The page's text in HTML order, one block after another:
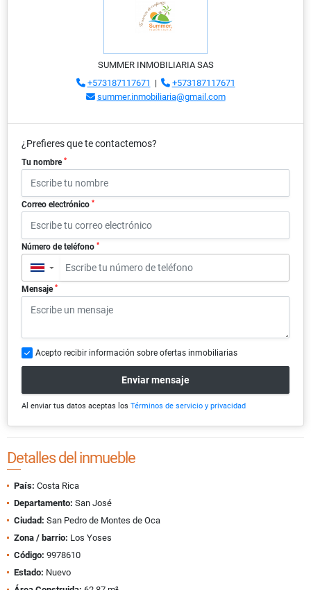
SUMMER INMOBILIARIA SAS
+573187117671 |
+573187117671
summer.inmobiliaria@gmail.com
¿Prefieres que te contactemos?
Tu nombre *
Correo electrónico *
Número de teléfono *
▼
Mensaje *
Acepto recibir información sobre ofertas inmobiliarias
Enviar mensaje
Al enviar tus datos aceptas los Términos de servicio y privacidad
Detalles del inmueble
País: Costa Rica
Departamento: San José
Ciudad: San Pedro de Montes de Oca
Zona / barrio: Los Yoses
Código: 9978610
Estado: Nuevo